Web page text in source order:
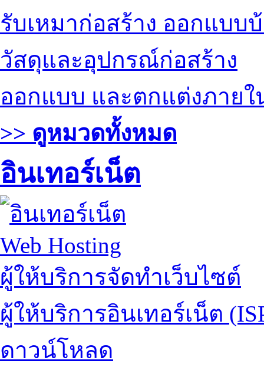
รับเหมาก่อสร้าง ออกแบบ
วัสดุและอุปกรณ์ก่อสร้าง
ออกแบบ และตกแต่งภายใ
>> ดูหมวดทั้งหมด
อินเทอร์เน็ต
Web Hosting
ผู้ให้บริการจัดทำเว็บไซต์
ผู้ให้บริการอินเทอร์เน็ต
ดาวน์โหลด